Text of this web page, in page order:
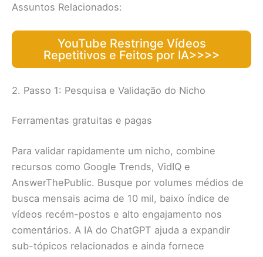
Assuntos Relacionados:
YouTube Restringe Vídeos
Repetitivos e Feitos por IA>>>>
2. Passo 1: Pesquisa e Validação do Nicho
Ferramentas gratuitas e pagas
Para validar rapidamente um nicho, combine
recursos como Google Trends, VidIQ e
AnswerThePublic. Busque por volumes médios de
busca mensais acima de 10 mil, baixo índice de
vídeos recém-postos e alto engajamento nos
comentários. A IA do ChatGPT ajuda a expandir
sub-tópicos relacionados e ainda fornece